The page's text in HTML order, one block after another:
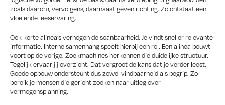
zoals daarom, vervolgens, daarnaast geven richting. Zo ontstaat een
vloeiende leeservaring.
Ook korte alinea’s verhogen de scanbaarheid. Je vindt sneller relevante
informatie. Interne samenhang speelt hierbij een rol. Een alinea bouwt
voort op de vorige. Zoekmachines herkennen die duidelijke structuur.
Tegelijk ervaar jij overzicht. Dat vergroot de kans dat je verder leest.
Goede opbouw ondersteunt dus zowel vindbaarheid als begrip. Zo
bereik je mensen die gericht zoeken naar uitleg over
vermogensplanning.